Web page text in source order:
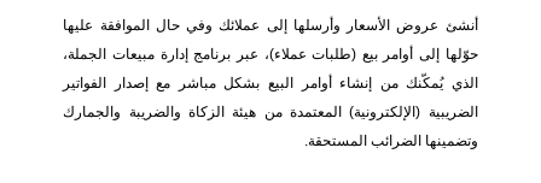
أنشئ عروض الأسعار وأرسلها إلى عملائك وفي حال الموافقة عليها
حوّلها إلى أوامر بيع (طلبات عملاء)، عبر برنامج إدارة مبيعات الجملة،
الذي يُمكّنك من إنشاء أوامر البيع بشكل مباشر مع إصدار الفواتير
الضريبية (الإلكترونية) المعتمدة من هيئة الزكاة والضريبة والجمارك
وتضمينها الضرائب المستحقة.